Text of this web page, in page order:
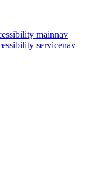
mainnav
servicenav